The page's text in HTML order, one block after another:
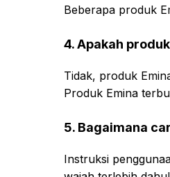
Beberapa produk
4. Apakah
Tidak, produk
Produk Emina
5. Bagaimana
Instruksi